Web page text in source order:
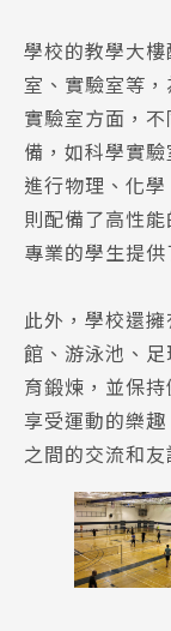
學校的教學大
室、實驗室等
實驗室方面，
備，如科學實
進行物理、化
則配備了高性
專業的學生提
此外，學校還
館、游泳池、
育鍛煉，並保
享受運動的樂
之間的交流和友